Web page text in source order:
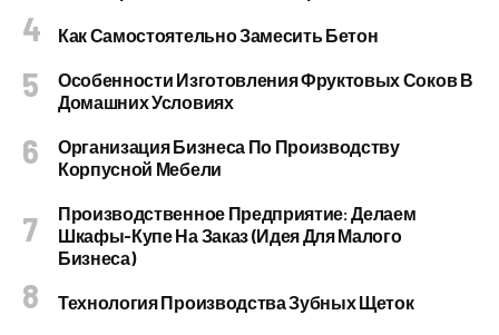
Как Самостоятельно Замесить Бетон
Особенности Изготовления Фруктовых Соков В
Домашних Условиях
Организация Бизнеса По Производству
Корпусной Мебели
Производственное Предприятие: Делаем
Шкафы-Купе На Заказ (идея Для Малого
Бизнеса)
Технология Производства Зубных Щеток